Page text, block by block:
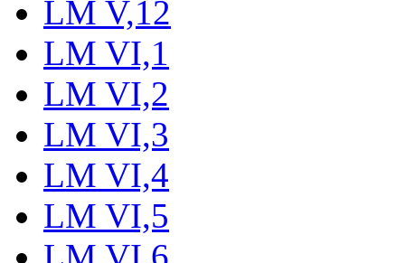
LM V,12
LM VI,1
LM VI,2
LM VI,3
LM VI,4
LM VI,5